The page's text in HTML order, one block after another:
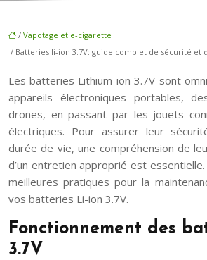
/ Vapotage et e-cigarette
/ Batteries li-ion 3.7V: guide complet de sécurité et
Les batteries Lithium-ion 3.7V sont
appareils électroniques portables,
drones, en passant par les jouets
électriques. Pour assurer leur
durée de vie, une compréhension de
d’un entretien approprié est
meilleures pratiques pour la
vos batteries Li-ion 3.7V.
Fonctionnement des
3.7V